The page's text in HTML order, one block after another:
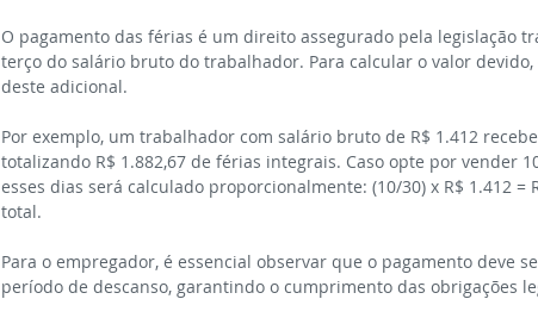
O pagamento das férias é um direito assegurado pela legislação
terço do salário bruto do trabalhador. Para calcular o valor
deste adicional.
Por exemplo, um trabalhador com salário bruto de R$ 1.412
totalizando R$ 1.882,67 de férias integrais. Caso opte por vender
esses dias será calculado proporcionalmente: (10/30) x R$ 1.412 =
total.
Para o empregador, é essencial observar que o pagamento deve
período de descanso, garantindo o cumprimento das obrigações